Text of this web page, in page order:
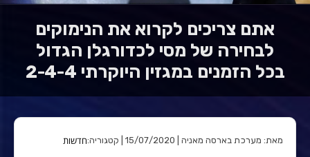
אתם צריכים לקרוא את הנימוקים
לבחירה של מסי לכדורגלן הגדול
בכל הזמנים במגזין היוקרתי 2-4-4
מאת: מערכת בארסה מאניה | 15/07/2020 | קטגוריה: חדשות